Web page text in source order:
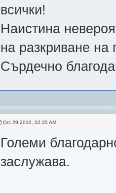
всички!
Наистина
на разкриване на
Сърдечно
Oct 29 2010, 02:35 AM
Големи
заслужава.